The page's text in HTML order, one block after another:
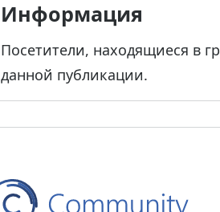
Информация
Посетители, находящиеся в
данной публикации.